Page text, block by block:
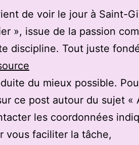
de voir le jour à Saint-
», issue de la passion
discipline. Tout juste
du mieux possible.
ce post autour du sujet «
les coordonnées
vous faciliter la tâche,